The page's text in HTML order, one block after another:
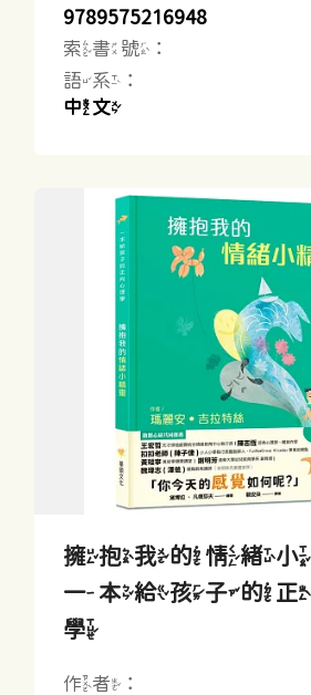
9789575216948
索書號：
語系：
中文
擁抱我的情緒小
一本給孩子的
學
作者：